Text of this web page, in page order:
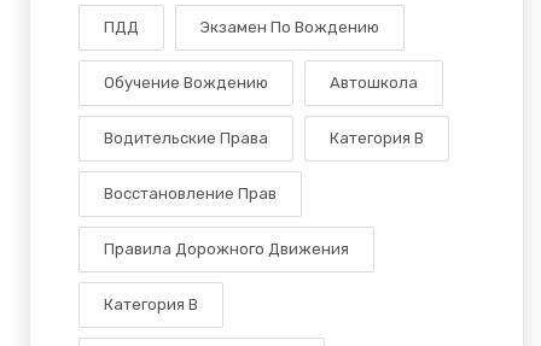
ПДД Экзамен По Вождению
Обучение Вождению Автошкола
Водительские Права Категория В
Восстановление Прав
Правила Дорожного Движения
Категория B